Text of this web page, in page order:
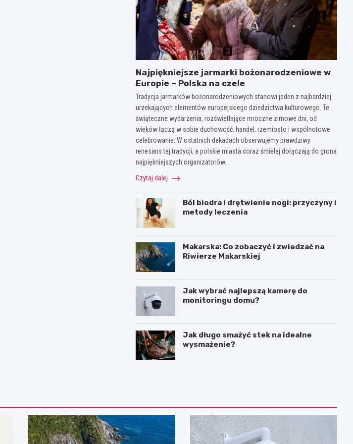
Najpiękniejsze jarmarki bożonarodzeniowe w
Europie – Polska na czele
Tradycja jarmarków bożonarodzeniowych stanowi jeden z najbardziej
urzekających elementów europejskiego dziedzictwa kulturowego. Te
świąteczne wydarzenia, rozświetlające mroczne zimowe dni, od
wieków łączą w sobie duchowość, handel, rzemiosło i wspólnotowe
celebrowanie. W ostatnich dekadach obserwujemy prawdziwy
renesans tej tradycji, a polskie miasta coraz śmielej dołączają do grona
najpiękniejszych organizatorów…
Czytaj dalej
Ból biodra i drętwienie nogi: przyczyny i
metody leczenia
Makarska: Co zobaczyć i zwiedzać na
Riwierze Makarskiej
Jak wybrać najlepszą kamerę do
monitoringu domu?
Jak długo smażyć stek na idealne
wysmażenie?